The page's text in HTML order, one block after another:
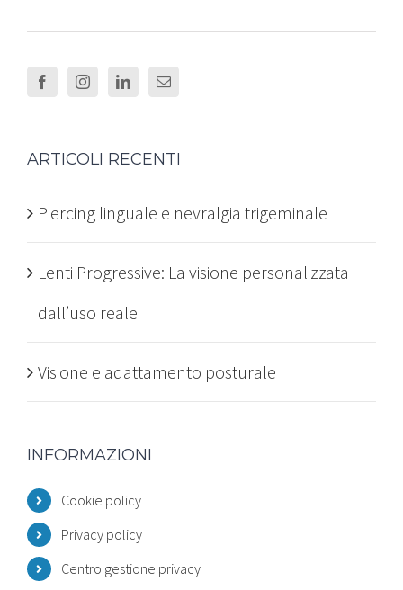
ARTICOLI RECENTI
Piercing linguale e nevralgia trigeminale
Lenti Progressive: La visione personalizzata
dall’uso reale
Visione e adattamento posturale
INFORMAZIONI
Cookie policy
Privacy policy
Centro gestione privacy